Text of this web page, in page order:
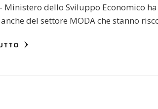
Ministero dello Sviluppo Economico
del settore MODA che stanno